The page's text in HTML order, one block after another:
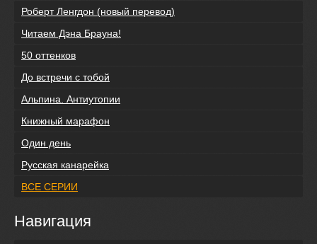
Роберт Ленгдон (новый перевод)
Читаем Дэна Брауна!
50 оттенков
До встречи с тобой
Альпина. Антиутопии
Книжный марафон
Один день
Русская канарейка
ВСЕ СЕРИИ
Навигация